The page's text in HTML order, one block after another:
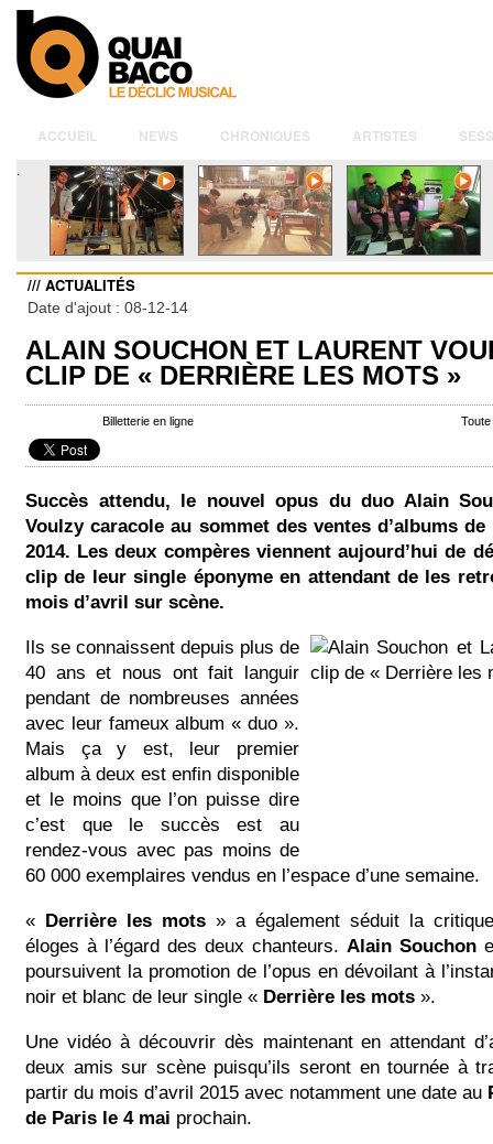
ACCUEIL NEWS CHRONIQUES ARTISTES
.
/// ACTUALITÉS
Date d'ajout : 08-12-14
ALAIN SOUCHON ET LAURENT
CLIP DE « DERRIÈRE LES MOTS »
Billetterie en ligne
Succès attendu, le nouvel opus du duo Alain
Voulzy caracole au sommet des ventes d’albums de
2014. Les deux compères viennent aujourd’hui de
clip de leur single éponyme en attendant de les
mois d’avril sur scène.
Ils se connaissent depuis plus de
40 ans et nous ont fait languir
pendant de nombreuses années
avec leur fameux album « duo ».
Mais ça y est, leur premier
album à deux est enfin disponible
et le moins que l’on puisse dire
c’est que le succès est au
rendez-vous avec pas moins de
60 000 exemplaires vendus en l’espace d’une semaine.
« Derrière les mots » a également séduit la
éloges à l’égard des deux chanteurs. Alain Souchon
poursuivent la promotion de l’opus en dévoilant à
noir et blanc de leur single « Derrière les mots ».
Une vidéo à découvrir dès maintenant en attendant
deux amis sur scène puisqu’ils seront en tournée à
partir du mois d’avril 2015 avec notamment une date au
de Paris le 4 mai prochain.